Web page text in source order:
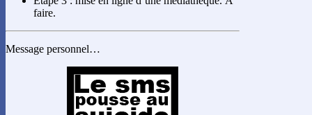
faire.
Message personnel…